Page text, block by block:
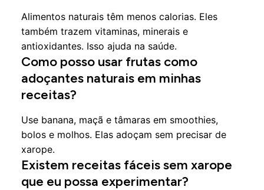
Alimentos naturais têm menos calorias. Eles
também trazem vitaminas, minerais e
antioxidantes. Isso ajuda na saúde.
Como posso usar frutas como
adoçantes naturais em minhas
receitas?
Use banana, maçã e tâmaras em smoothies,
bolos e molhos. Elas adoçam sem precisar de
xarope.
Existem receitas fáceis sem xarope
que eu possa experimentar?